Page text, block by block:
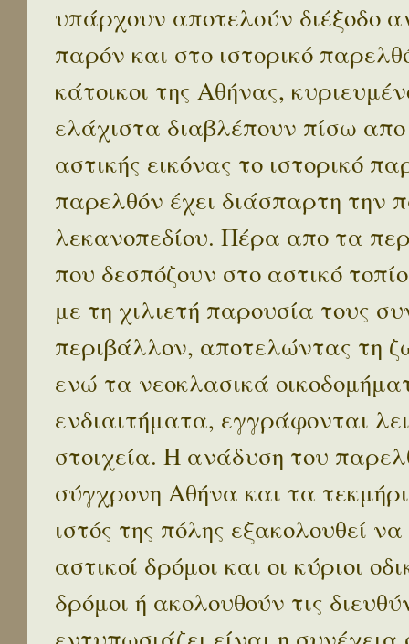
υπάρχουν αποτελούν διέξοδο
παρόν και στο ιστορικό
κάτοικοι της Αθήνας,
ελάχιστα διαβλέπουν πίσω
αστικής εικόνας το ιστορικό
παρελθόν έχει διάσπαρτη την
λεκανοπεδίου. Πέρα απο τα
που δεσπόζουν στο αστικό
με τη χιλιετή παρουσία τους
περιβάλλον, αποτελώντας τη
ενώ τα νεοκλασικά
ενδιαιτήματα, εγγράφονται
στοιχεία. Η ανάδυση του
σύγχρονη Αθήνα και τα
ιστός της πόλης εξακολουθεί
αστικοί δρόμοι και οι κύριοι
δρόμοι ή ακολουθούν τις